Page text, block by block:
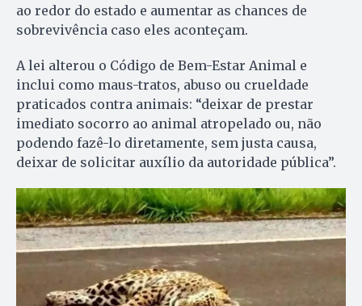
ao redor do estado e aumentar as chances de
sobrevivência caso eles aconteçam.
A lei alterou o Código de Bem-Estar Animal e
inclui como maus-tratos, abuso ou crueldade
praticados contra animais: “deixar de prestar
imediato socorro ao animal atropelado ou, não
podendo fazê-lo diretamente, sem justa causa,
deixar de solicitar auxílio da autoridade pública”.